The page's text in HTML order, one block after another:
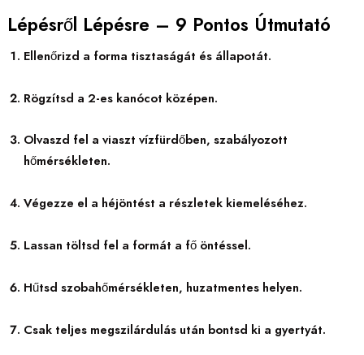
Lépésről Lépésre – 9 Pontos Útmutató
Ellenőrizd a forma tisztaságát és állapotát.
Rögzítsd a 2-es kanócot középen.
Olvaszd fel a viaszt vízfürdőben, szabályozott
hőmérsékleten.
Végezze el a héjöntést a részletek kiemeléséhez.
Lassan töltsd fel a formát a fő öntéssel.
Hűtsd szobahőmérsékleten, huzatmentes helyen.
Csak teljes megszilárdulás után bontsd ki a gyertyát.